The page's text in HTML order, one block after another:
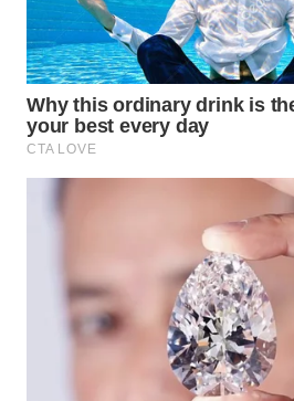
BEKASI
WN
BOGOR
WN
DEPOK
UTARA
WN